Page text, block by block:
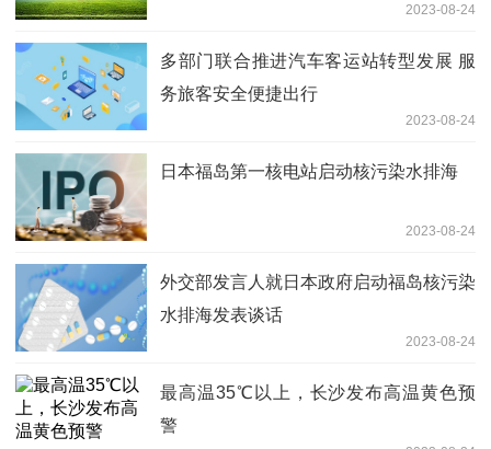
2023-08-24
多部门联合推进汽车客运站转型发展 服
务旅客安全便捷出行
2023-08-24
日本福岛第一核电站启动核污染水排海
2023-08-24
外交部发言人就日本政府启动福岛核污染
水排海发表谈话
2023-08-24
最高温35℃以上，长沙发布高温黄色预
警